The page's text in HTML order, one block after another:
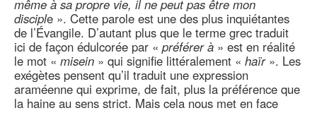
même à sa propre vie, il ne peut pas être mon
disciple ». Cette parole est une des plus inquiétantes
de l’Évangile. D’autant plus que le terme grec traduit
ici de façon édulcorée par « préférer à » est en réalité
le mot « misein » qui signifie littéralement « haïr». Les
exégètes pensent qu’il traduit une expression
araméenne qui exprime, de fait, plus la préférence que
la haine au sens strict. Mais cela nous met en face